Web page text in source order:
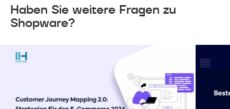
Haben Sie weitere Fragen zu
Shopware?